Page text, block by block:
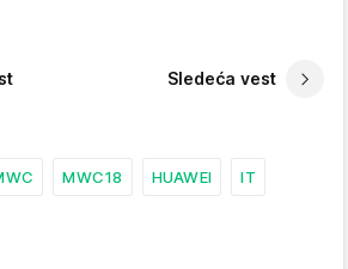
Sledeća vest
MWC18 HUAWEI IT